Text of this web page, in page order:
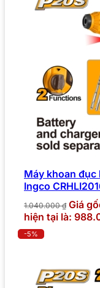
Máy khoan
Ingco
1.040.000₫ Giá
hiện tại là:
-5%